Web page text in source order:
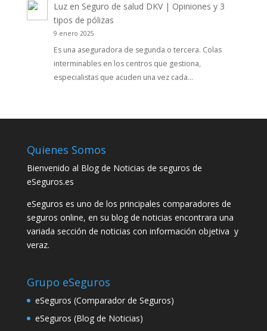
Luz en Seguro de salud DKV | Opiniones y 3
tipos de pólizas
9 enero 2025
Es una aseguradora de segunda o tercera. Colas
interminables en los centros que gestiona,
especialistas que acuden una vez cada…
Quienes Somos
Bienvenido al Blog de Noticias de seguros de
eSeguros.es
eSeguros es uno de los principales comparadores de
seguros online, en su blog de noticias encontrara una
variada sección de noticias con información objetiva y
veraz.
Grupo eSeguros
eSeguros (Comparador de Seguros)
eSeguros (Blog de Noticias)